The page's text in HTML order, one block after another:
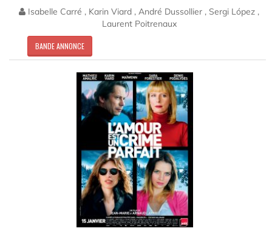
Isabelle Carré , Karin Viard , André Dussollier , Sergi López ,
Laurent Poitrenaux
BANDE ANNONCE